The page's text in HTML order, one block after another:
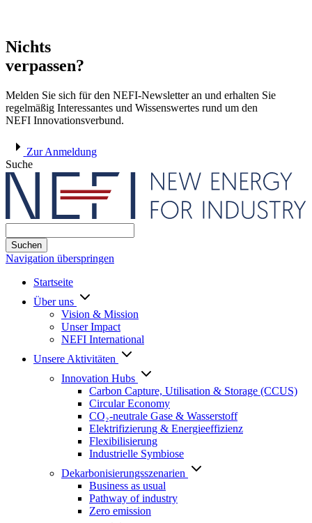
Nichts
verpassen?
Melden Sie sich für den NEFI-Newsletter an und erhalten Sie
regelmäßig Interessantes und Wissenswertes rund um den
NEFI Innovationsverbund.
Zur Anmeldung
Suche
Suchen
Navigation überspringen
Startseite
Über uns
Vision & Mission
Unser Impact
NEFI International
Unsere Aktivitäten
Innovation Hubs
Carbon Capture, Utilisation & Storage (CCUS)
Circular Economy
CO₂-neutrale Gase & Wasserstoff
Elektrifizierung & Energieeffizienz
Flexibilisierung
Industrielle Symbiose
Dekarbonisierungs­szenarien
Business as usual
Pathway of industry
Zero emission